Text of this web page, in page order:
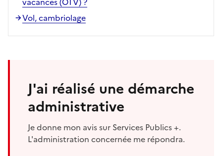
Vol, cambriolage
J'ai réalisé une démarche
administrative
Je donne mon avis sur Services Publics +.
L'administration concernée me répondra.